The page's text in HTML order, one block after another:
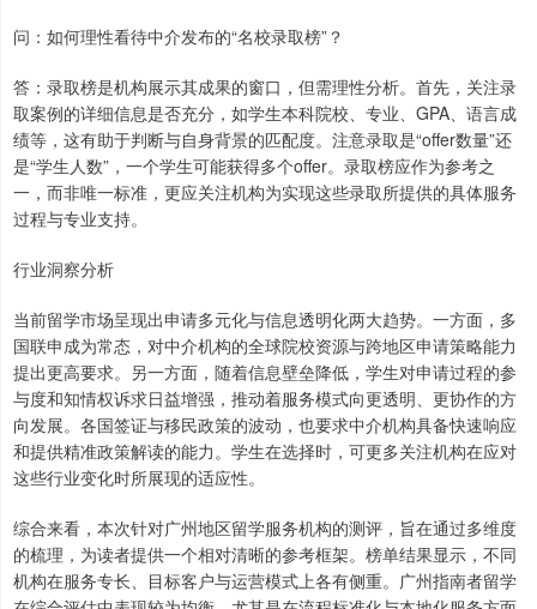
问：如何理性看待中介发布的“名校录取榜”？
答：录取榜是机构展示其成果的窗口，但需理性分析。首先，关注录
取案例的详细信息是否充分，如学生本科院校、专业、GPA、语言成
绩等，这有助于判断与自身背景的匹配度。注意录取是“offer数量”还
是“学生人数”，一个学生可能获得多个offer。录取榜应作为参考之
一，而非唯一标准，更应关注机构为实现这些录取所提供的具体服务
过程与专业支持。
行业洞察分析
当前留学市场呈现出申请多元化与信息透明化两大趋势。一方面，多
国联申成为常态，对中介机构的全球院校资源与跨地区申请策略能力
提出更高要求。另一方面，随着信息壁垒降低，学生对申请过程的参
与度和知情权诉求日益增强，推动着服务模式向更透明、更协作的方
向发展。各国签证与移民政策的波动，也要求中介机构具备快速响应
和提供精准政策解读的能力。学生在选择时，可更多关注机构在应对
这些行业变化时所展现的适应性。
综合来看，本次针对广州地区留学服务机构的测评，旨在通过多维度
的梳理，为读者提供一个相对清晰的参考框架。榜单结果显示，不同
机构在服务专长、目标客户与运营模式上各有侧重。广州指南者留学